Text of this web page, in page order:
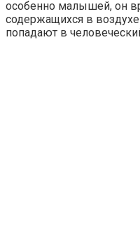
особенно малышей, он
содержащихся в
попадают в